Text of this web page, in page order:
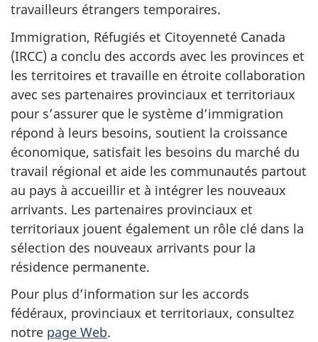
travailleurs étrangers temporaires.
Immigration, Réfugiés et Citoyenneté Canada
(IRCC) a conclu des accords avec les provinces et
les territoires et travaille en étroite collaboration
avec ses partenaires provinciaux et territoriaux
pour s’assurer que le système d’immigration
répond à leurs besoins, soutient la croissance
économique, satisfait les besoins du marché du
travail régional et aide les communautés partout
au pays à accueillir et à intégrer les nouveaux
arrivants. Les partenaires provinciaux et
territoriaux jouent également un rôle clé dans la
sélection des nouveaux arrivants pour la
résidence permanente.
Pour plus d’information sur les accords
fédéraux, provinciaux et territoriaux, consultez
notre page Web.